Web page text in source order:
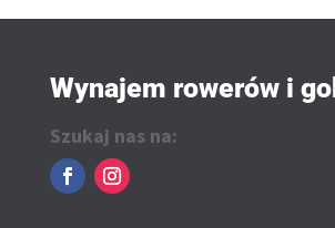
Wynajem rowerów i
Szukaj nas na: